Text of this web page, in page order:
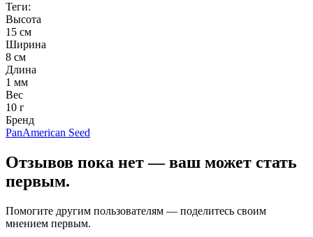
Теги:
Высота
15 см
Ширина
8 см
Длина
1 мм
Вес
10 г
Бренд
PanAmerican Seed
Отзывов пока нет — ваш может стать
первым.
Помогите другим пользователям — поделитесь своим
мнением первым.